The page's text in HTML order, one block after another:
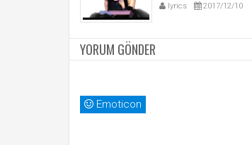
lyrics 2017/12/10
YORUM GÖNDER
Emoticon